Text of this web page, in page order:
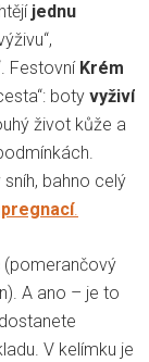
jednu
Festovní Krém
boty vyživí
život kůže a
bahno celý
.
(pomerančový
A ano – je to
V kelímku je